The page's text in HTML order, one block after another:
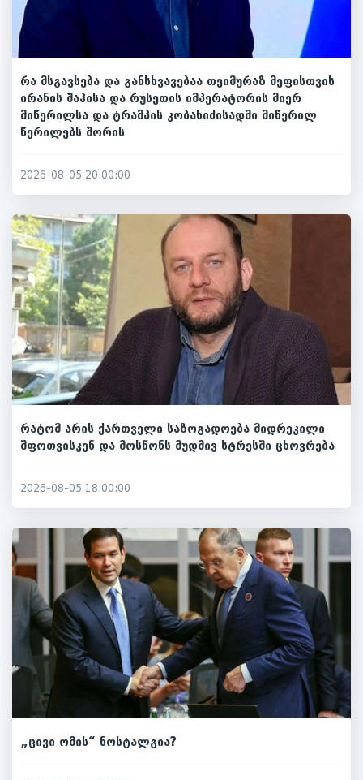
რა მსგავსება და განსხვავებაა თეიმურაზ მეფისთვის
ირანის შაჰისა და რუსეთის იმპერატორის მიერ
მიწერილსა და ტრამპის კობახიძისადმი მიწერილ
წერილებს შორის
2026-08-05 20:00:00
რატომ არის ქართველი საზოგადოება მიდრეკილი
შფოთვისკენ და მოსწონს მუდმივ სტრესში ცხოვრება
2026-08-05 18:00:00
„ცივი ომის“ ნოსტალგია?